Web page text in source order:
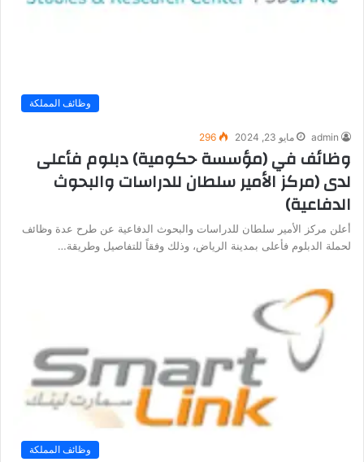
وظائف المملكة
admin مايو 23, 2024 296
وظائف في (مؤسسة حكومية) دبلوم فأعلى
لدى (مركز الأمير سلطان للدراسات والبحوث
الدفاعية)
أعلن مركز الأمير سلطان للدراسات والبحوث الدفاعية عن طرح عدة وظائف
لحملة الدبلوم فأعلى بمدينة الرياض، وذلك وفقاً للتفاصيل وطريقة…
وظائف المملكة